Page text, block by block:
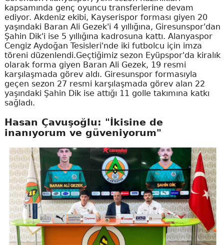
kapsamında genç oyuncu transferlerine devam
ediyor. Akdeniz ekibi, Kayserispor forması giyen 20
yaşındaki Baran Ali Gezek'i 4 yıllığına, Giresunspor'dan
Şahin Dik'i ise 5 yıllığına kadrosuna kattı. Alanyaspor
Cengiz Aydoğan Tesisleri'nde iki futbolcu için imza
töreni düzenlendi.Geçtiğimiz sezon Eyüpspor'da kiralık
olarak forma giyen Baran Ali Gezek, 19 resmi
karşılaşmada görev aldı. Giresunspor formasıyla
geçen sezon 27 resmi karşılaşmada görev alan 22
yaşındaki Şahin Dik ise attığı 11 golle takımına katkı
sağladı.
Hasan Çavuşoğlu: "İkisine de
inanıyorum ve güveniyorum"